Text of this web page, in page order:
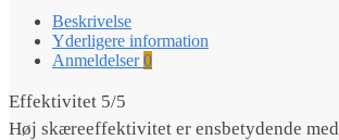
antal
Beskrivelse
Yderligere information
Anmeldelser0
Effektivitet 5/5
Høj skæreeffektivitet er ensbetydende med